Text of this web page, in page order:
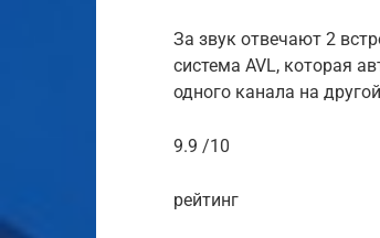
За звук отвечают 2
система AVL, которая
одного канала на
9.9 /10
рейтинг